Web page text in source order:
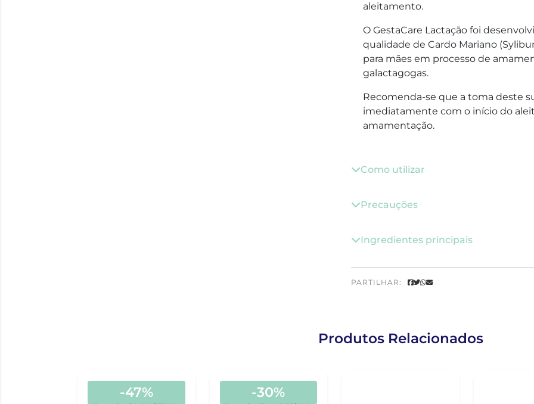
aleitamento.
O GestaCare Lactação foi
qualidade de Cardo Mariano
para mães em processo de
galactagogas.
Recomenda-se que a toma deste
imediatamente com o início do
amamentação.
Como utilizar
Precauções
Ingredientes principais
PARTILHAR:
Produtos Relacionados
-47% -30%